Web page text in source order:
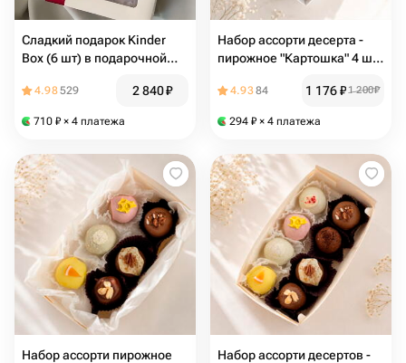
Сладкий подарок Kinder
Box (6 шт) в подарочной
4.98529 2 840₽
710 ₽ × 4 платежа
Набор ассорти десерта -
пирожное "Картошка" 4 шт
праздник, мужчине или
4.9384 1 176₽1 200₽
294 ₽ × 4 платежа
Набор ассорти пирожное
Набор ассорти десертов -